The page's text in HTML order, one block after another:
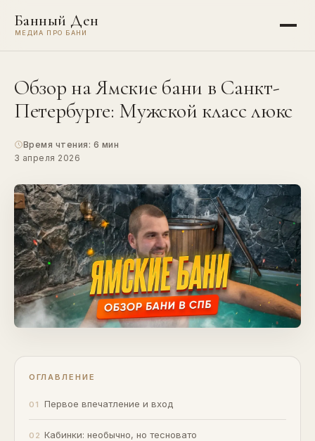
Банный Ден
МЕДИА ПРО БАНИ
Обзор на Ямские бани в Санкт-
Петербурге: Мужской класс люкс
Время чтения: 6 мин
3 апреля 2026
ОГЛАВЛЕНИЕ
Первое впечатление и вход
Кабинки: необычно, но тесновато